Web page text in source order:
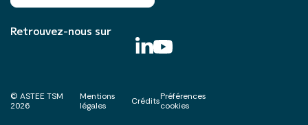
Retrouvez-nous sur
© ASTEE TSM
2026
Mentions
légales
CréditsPréférences
cookies